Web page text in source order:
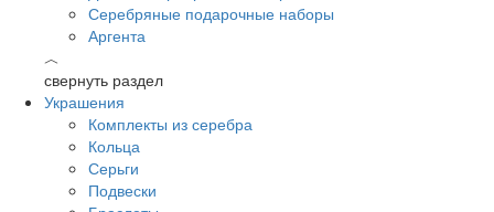
Серебряные подарочные наборы
Аргента
︿
свернуть раздел
Украшения
Комплекты из серебра
Кольца
Серьги
Подвески